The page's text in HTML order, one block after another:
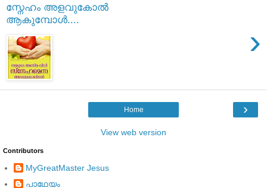
സ്നേഹം അളവുകോല്‍
ആകുമ്പോള്‍....
›
›
Home
View web version
Contributors
MyGreatMaster Jesus
പാഥേയം